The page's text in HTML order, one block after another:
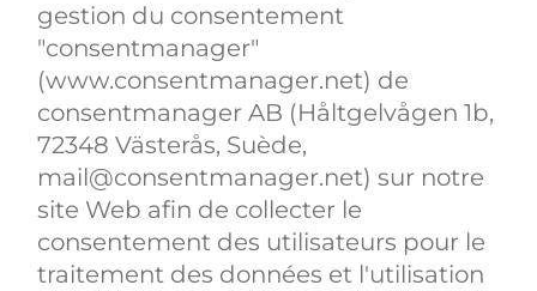
gestion du consentement
"consentmanager"
(www.consentmanager.net) de
consentmanager AB (Håltgelvågen 1b,
72348 Västerås, Suède,
mail@consentmanager.net) sur notre
site Web afin de collecter le
consentement des utilisateurs pour le
traitement des données et l'utilisation